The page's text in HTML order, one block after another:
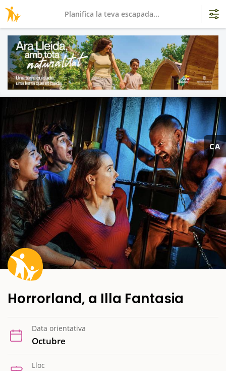
CA
Horrorland, a Illa Fantasia
Data orientativa
Octubre
Lloc
Planifica la teva escapada...